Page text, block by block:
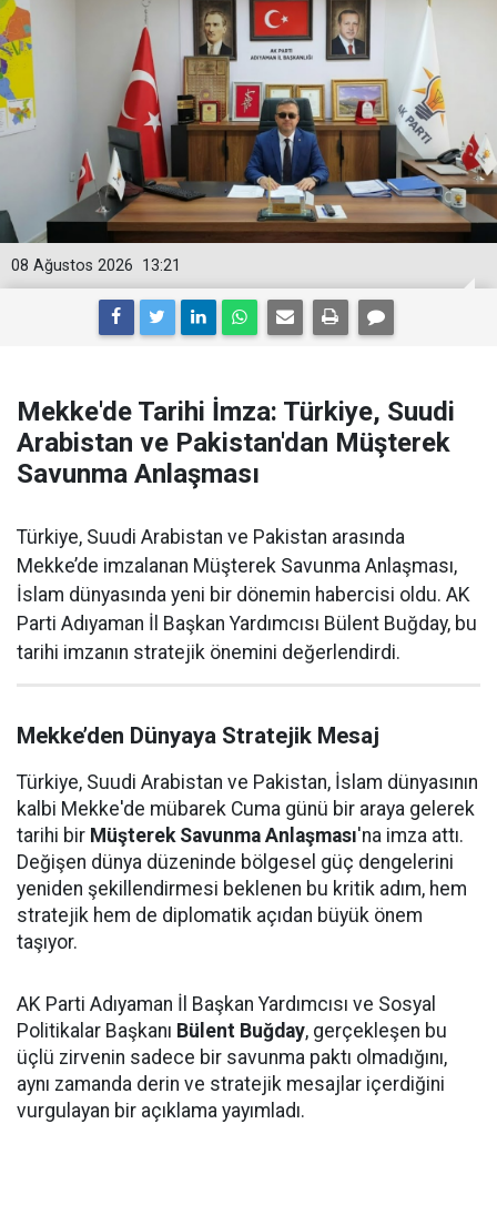
13:21
08 Ağustos 2026
Mekke'de Tarihi İmza: Türkiye, Suudi
Arabistan ve Pakistan'dan Müşterek
Savunma Anlaşması
Türkiye, Suudi Arabistan ve Pakistan arasında
Mekke’de imzalanan Müşterek Savunma Anlaşması,
İslam dünyasında yeni bir dönemin habercisi oldu. AK
Parti Adıyaman İl Başkan Yardımcısı Bülent Buğday, bu
tarihi imzanın stratejik önemini değerlendirdi.
Mekke’den Dünyaya Stratejik Mesaj
Türkiye, Suudi Arabistan ve Pakistan, İslam dünyasının
kalbi Mekke'de mübarek Cuma günü bir araya gelerek
tarihi bir Müşterek Savunma Anlaşması'na imza attı.
Değişen dünya düzeninde bölgesel güç dengelerini
yeniden şekillendirmesi beklenen bu kritik adım, hem
stratejik hem de diplomatik açıdan büyük önem
taşıyor.
AK Parti Adıyaman İl Başkan Yardımcısı ve Sosyal
Politikalar Başkanı Bülent Buğday, gerçekleşen bu
üçlü zirvenin sadece bir savunma paktı olmadığını,
aynı zamanda derin ve stratejik mesajlar içerdiğini
vurgulayan bir açıklama yayımladı.